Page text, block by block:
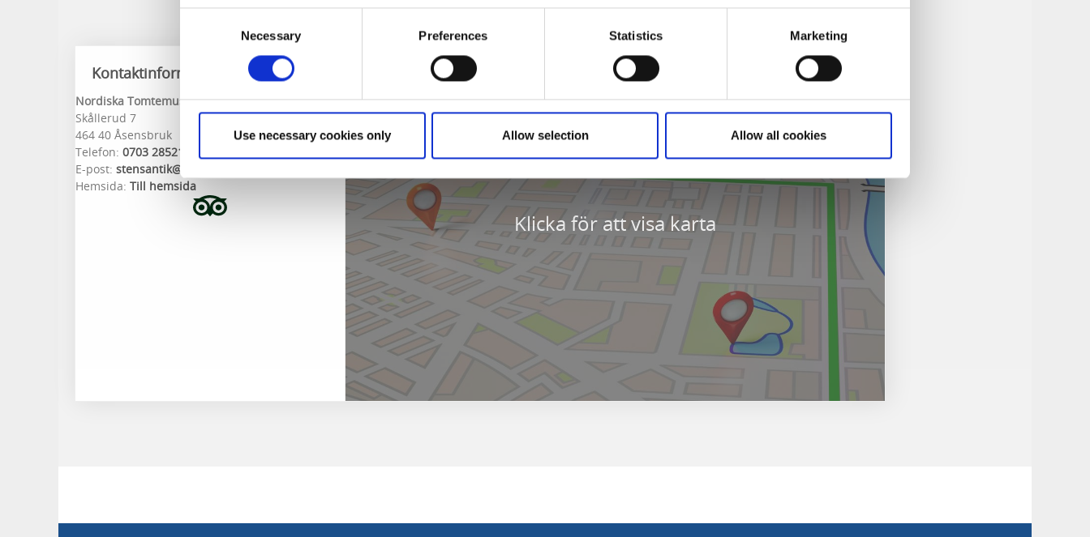
Necessary Preferences Statistics Marketing
Use necessary cookies only Allow selection Allow all cookies
Kontaktinformation
Nordiska Tomtemuséet
Skållerud 7
464 40 Åsensbruk
Telefon: 0703 285210
E-post: stensantik@gmail.com
Hemsida: Till hemsida
Klicka för att visa karta